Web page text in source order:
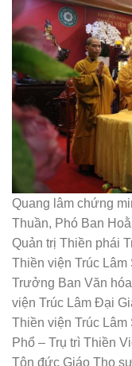
Quang lâm chứng
Thuần, Phó Ban
Quản trị Thiền phái
Thiền viện Trúc
Trưởng Ban Văn
viện Trúc Lâm Đại
Thiền viện Trúc
Phổ – Trụ trì Thiền
Tôn đức Giáo Thọ